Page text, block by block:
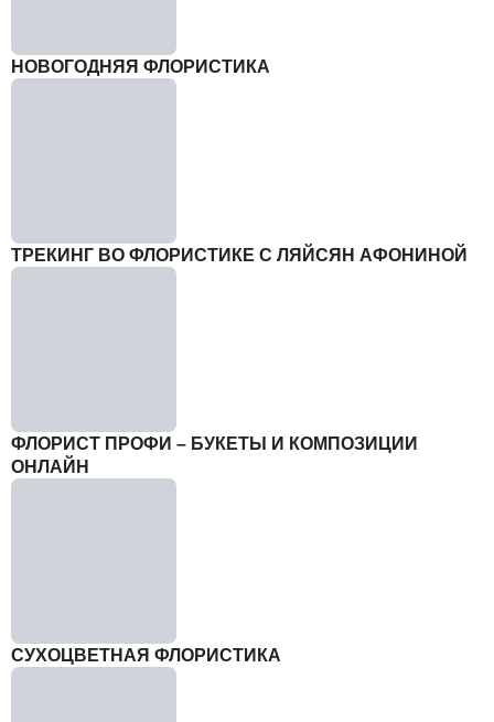
НОВОГОДНЯЯ ФЛОРИСТИКА
ТРЕКИНГ ВО ФЛОРИСТИКЕ С ЛЯЙСЯН АФОНИНОЙ
ФЛОРИСТ ПРОФИ – БУКЕТЫ И КОМПОЗИЦИИ
ОНЛАЙН
СУХОЦВЕТНАЯ ФЛОРИСТИКА